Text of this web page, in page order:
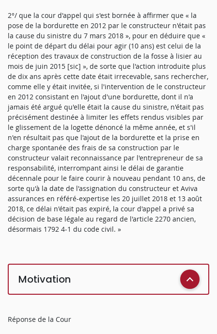
2°/ que la cour d'appel qui s'est bornée à affirmer que « la
pose de la bordurette en 2012 par le constructeur n'était pas
la cause du sinistre du 7 mars 2018 », pour en déduire que «
le point de départ du délai pour agir (10 ans) est celui de la
réception des travaux de construction de la fosse à lisier au
mois de juin 2015 [sic] », de sorte que l'action introduite plus
de dix ans après cette date était irrecevable, sans rechercher,
comme elle y était invitée, si l'intervention de le constructeur
en 2012 consistant en l'ajout d'une bordurette, dont il n'a
jamais été argué qu'elle était la cause du sinistre, n'était pas
précisément destinée à limiter les effets rendus visibles par
le glissement de la logette dénoncé la même année, et s'il
n'en résultait pas que l'ajout de la bordurette et la prise en
charge spontanée des frais de sa construction par le
constructeur valait reconnaissance par l'entrepreneur de sa
responsabilité, interrompant ainsi le délai de garantie
décennale pour le faire courir à nouveau pendant 10 ans, de
sorte qu'à la date de l'assignation du constructeur et Aviva
assurances en référé-expertise les 20 juillet 2018 et 13 août
2018, ce délai n'était pas expiré, la cour d'appel a privé sa
décision de base légale au regard de l'article 2270 ancien,
désormais 1792 4-1 du code civil. »
Motivation
Réponse de la Cour